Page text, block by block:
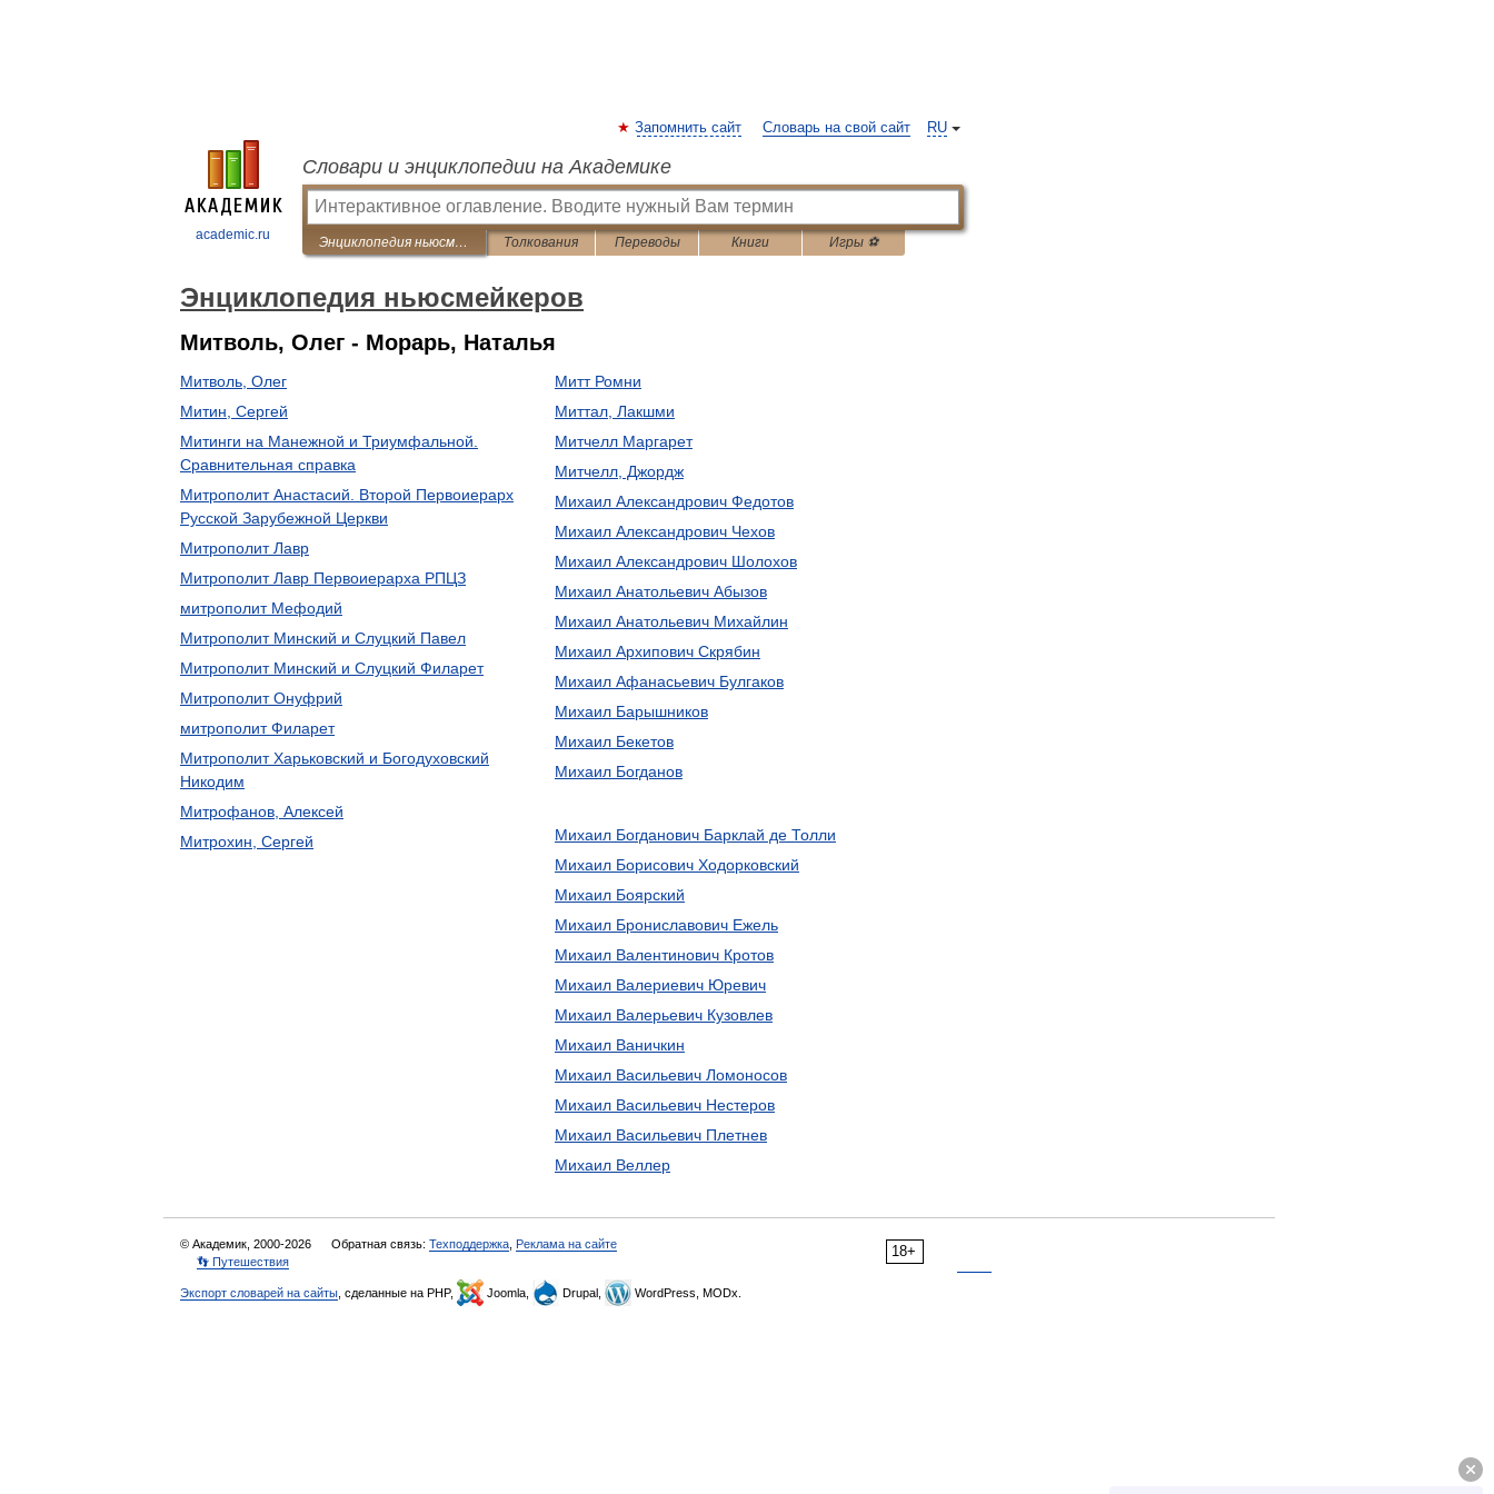
academic.ru
RU
Запомнить сайт Словарь на свой сайт
Словари и энциклопедии на Академике
Энциклопедия ньюсмейкеров Толкования Переводы Книги Игры ⚽
Энциклопедия ньюсмейкеров
Митволь, Олег - Морарь, Наталья
Митволь, Олег
Митин, Сергей
Митинги на Манежной и Триумфальной.
Сравнительная справка
Митрополит Анастасий. Второй Первоиерарх
Русской Зарубежной Церкви
Митрополит Лавр
Митрополит Лавр Первоиерарха РПЦЗ
митрополит Мефодий
Митрополит Минский и Слуцкий Павел
Митрополит Минский и Слуцкий Филарет
Митрополит Онуфрий
митрополит Филарет
Митрополит Харьковский и Богодуховский
Никодим
Митрофанов, Алексей
Митрохин, Сергей
Митт Ромни
Миттал, Лакшми
Митчелл Маргарет
Митчелл, Джордж
Михаил Александрович Федотов
Михаил Александрович Чехов
Михаил Александрович Шолохов
Михаил Анатольевич Абызов
Михаил Анатольевич Михайлин
Михаил Архипович Скрябин
Михаил Афанасьевич Булгаков
Михаил Барышников
Михаил Бекетов
Михаил Богданов
Михаил Богданович Барклай де Толли
Михаил Борисович Ходорковский
Михаил Боярский
Михаил Брониславович Ежель
Михаил Валентинович Кротов
Михаил Валериевич Юревич
Михаил Валерьевич Кузовлев
Михаил Ваничкин
Михаил Васильевич Ломоносов
Михаил Васильевич Нестеров
Михаил Васильевич Плетнев
Михаил Веллер
18+
© Академик, 2000-2026 Обратная связь: Техподдержка Реклама на сайте
👣 Путешествия
Экспорт словарей на сайты , сделанные на PHP, Joomla, Drupal, WordPress, MODx.